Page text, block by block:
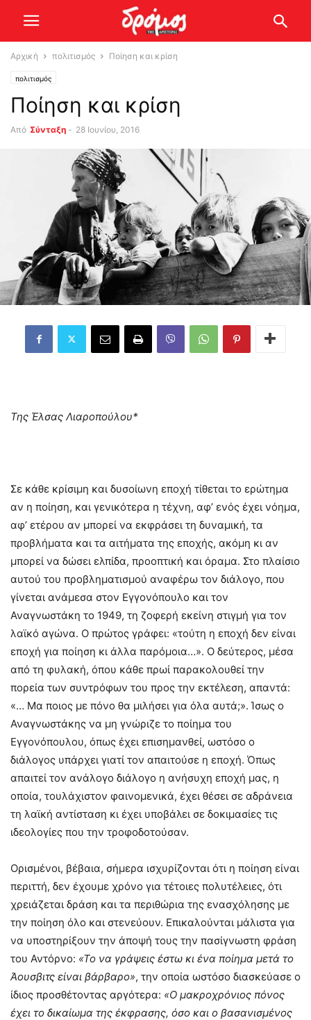
Αρχική πολιτισμός Ποίηση και κρίση
πολιτισμός
Ποίηση και κρίση
Από Σύνταξη - 28 Ιουνίου, 2016
Της Έλσας Λιαροπούλου*
Σε κάθε κρίσιμη και δυσοίωνη εποχή τίθεται το ερώτημα
αν η ποίηση, και γενικότερα η τέχνη, αφ’ ενός έχει νόημα,
αφ’ ετέρου αν μπορεί να εκφράσει τη δυναμική, τα
προβλήματα και τα αιτήματα της εποχής, ακόμη κι αν
μπορεί να δώσει ελπίδα, προοπτική και όραμα. Στο πλαίσιο
αυτού του προβληματισμού αναφέρω τον διάλογο, που
γίνεται ανάμεσα στον Εγγονόπουλο και τον
Αναγνωστάκη το 1949, τη ζοφερή εκείνη στιγμή για τον
λαϊκό αγώνα. Ο πρώτος γράφει: «τούτη η εποχή δεν είναι
εποχή για ποίηση κι άλλα παρόμοια…». Ο δεύτερος, μέσα
από τη φυλακή, όπου κάθε πρωί παρακολουθεί την
πορεία των συντρόφων του προς την εκτέλεση, απαντά:
«… Μα ποιος με πόνο θα μιλήσει για όλα αυτά;». Ίσως ο
Αναγνωστάκης να μη γνώριζε το ποίημα του
Εγγονόπουλου, όπως έχει επισημανθεί, ωστόσο ο
διάλογος υπάρχει γιατί τον απαιτούσε η εποχή. Όπως
απαιτεί τον ανάλογο διάλογο η ανήσυχη εποχή μας, η
οποία, τουλάχιστον φαινομενικά, έχει θέσει σε αδράνεια
τη λαϊκή αντίσταση κι έχει υποβάλει σε δοκιμασίες τις
ιδεολογίες που την τροφοδοτούσαν.
Ορισμένοι, βέβαια, σήμερα ισχυρίζονται ότι η ποίηση είναι
περιττή, δεν έχουμε χρόνο για τέτοιες πολυτέλειες, ότι
χρειάζεται δράση και τα περιθώρια της ενασχόλησης με
την ποίηση όλο και στενεύουν. Επικαλούνται μάλιστα για
να υποστηρίξουν την άποψή τους την πασίγνωστη φράση
του Αντόρνο: «Το να γράψεις έστω κι ένα ποίημα μετά το
Άουσβιτς είναι βάρβαρο», την οποία ωστόσο διασκεύασε ο
ίδιος προσθέτοντας αργότερα: «Ο μακροχρόνιος πόνος
έχει το δικαίωμα της έκφρασης, όσο και ο βασανισμένος